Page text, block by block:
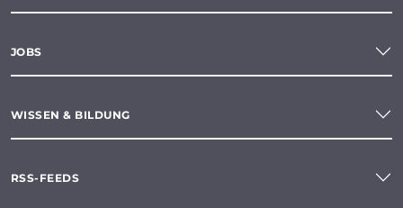
JOBS
WISSEN & BILDUNG
RSS-FEEDS